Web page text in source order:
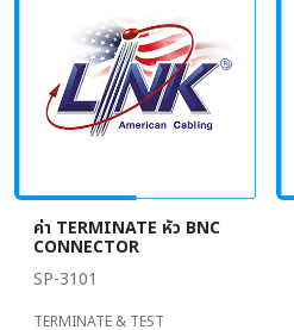
ค่า TERMINATE หัว BNC
CONNECTOR
SP-3101
TERMINATE & TEST